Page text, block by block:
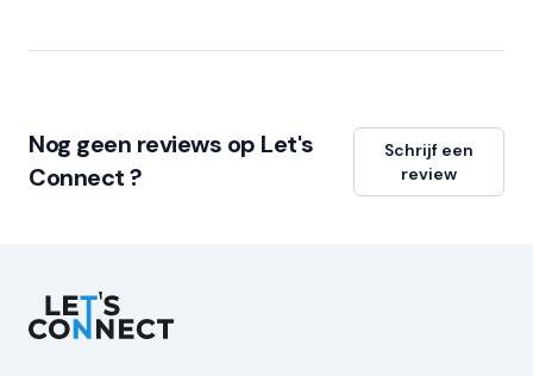
Nog geen reviews op Let's
Connect ?
Schrijf een
review
Let's Connect